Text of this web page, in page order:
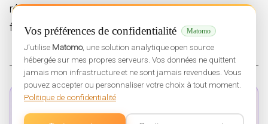
réellement aptes au service ou s’ils cachent des
faiblesses fatales.
Navigation
de
PREVIOUS:
Créer un Homelab à partir de (quasi)
Vos préférences de confidentialité Matomo
J'utilise Matomo, une solution analytique open source
hébergée sur mes propres serveurs. Vos données ne quittent
jamais mon infrastructure et ne sont jamais revendues. Vous
pouvez accepter ou personnaliser votre choix à tout moment.
Politique de confidentialité